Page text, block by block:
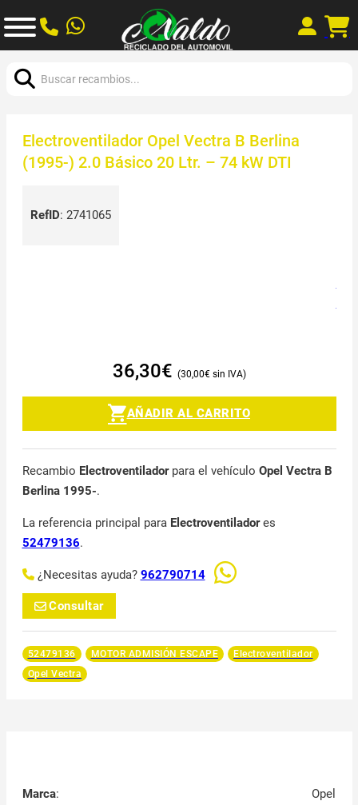
Electroventilador Opel Vectra B Berlina
(1995-) 2.0 Básico 20 Ltr. – 74 kW DTI
RefID: 2741065
36,30€ 30,00€
AÑADIR AL CARRITO
Recambio Electroventiladorpara el vehículo Opel Vectra B
Berlina 1995-.
La referencia principal para Electroventiladores
52479136.
¿Necesitas ayuda? 962790714
Consultar
52479136 MOTOR ADMISIÓN ESCAPE
Electroventilador
Opel Vectra
Marca:
Opel